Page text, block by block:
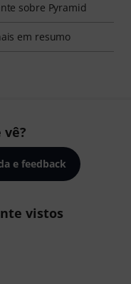
sobre Pyramid
em resumo
vê?
e feedback
vistos